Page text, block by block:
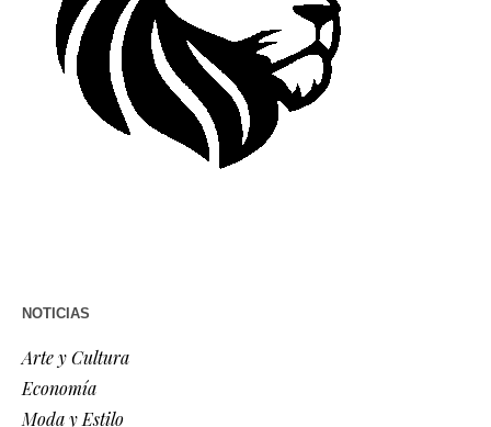
NOTICIAS
Arte y Cultura
Economía
Moda y Estilo